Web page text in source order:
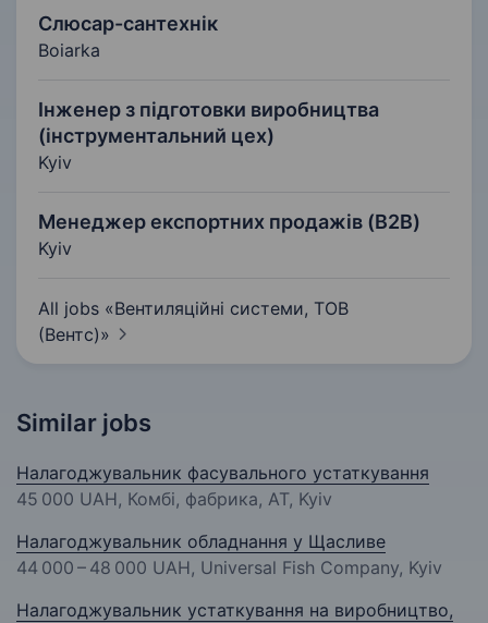
Слюсар-сантехнік
Boiarka
Інженер з підготовки виробництва
(інструментальний цех)
Kyiv
Менеджер експортних продажів (B2B)
Kyiv
All jobs «Вентиляційні системи, ТОВ
(Вентс)»
Similar jobs
Налагоджувальник фасувального устаткування
45 000 UAH, Комбі, фабрика, АТ, Kyiv
Налагоджувальник обладнання у Щасливе
44 000 – 48 000 UAH, Universal Fish Company, Kyiv
Налагоджувальник устаткування на виробництво,